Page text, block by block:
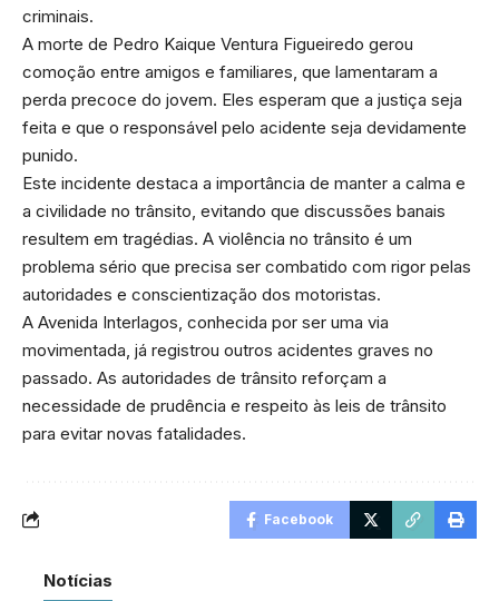
criminais.
A morte de Pedro Kaique Ventura Figueiredo gerou
comoção entre amigos e familiares, que lamentaram a
perda precoce do jovem. Eles esperam que a justiça seja
feita e que o responsável pelo acidente seja devidamente
punido.
Este incidente destaca a importância de manter a calma e
a civilidade no trânsito, evitando que discussões banais
resultem em tragédias. A violência no trânsito é um
problema sério que precisa ser combatido com rigor pelas
autoridades e conscientização dos motoristas.
A Avenida Interlagos, conhecida por ser uma via
movimentada, já registrou outros acidentes graves no
passado. As autoridades de trânsito reforçam a
necessidade de prudência e respeito às leis de trânsito
para evitar novas fatalidades.
Facebook
Notícias